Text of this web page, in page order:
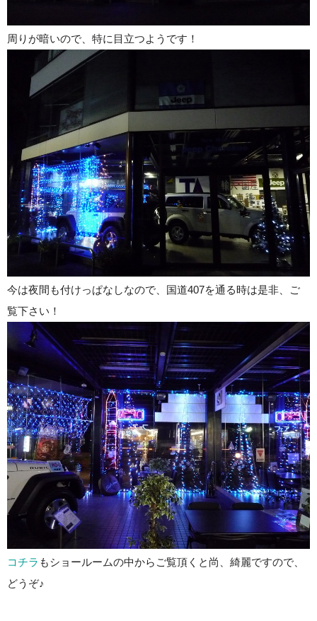
周りが暗いので、特に目立つようです！
今は夜間も付けっぱなしなので、国道407を通る時は是非、ご
覧下さい！
コチラ もショールームの中からご覧頂くと尚、綺麗ですので、
どうぞ♪